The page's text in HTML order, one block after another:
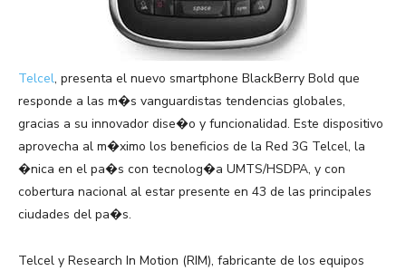
Telcel, presenta el nuevo smartphone BlackBerry Bold que
responde a las m�s vanguardistas tendencias globales,
gracias a su innovador dise�o y funcionalidad. Este dispositivo
aprovecha al m�ximo los beneficios de la Red 3G Telcel, la
�nica en el pa�s con tecnolog�a UMTS/HSDPA, y con
cobertura nacional al estar presente en 43 de las principales
ciudades del pa�s.
Telcel y Research In Motion (RIM), fabricante de los equipos